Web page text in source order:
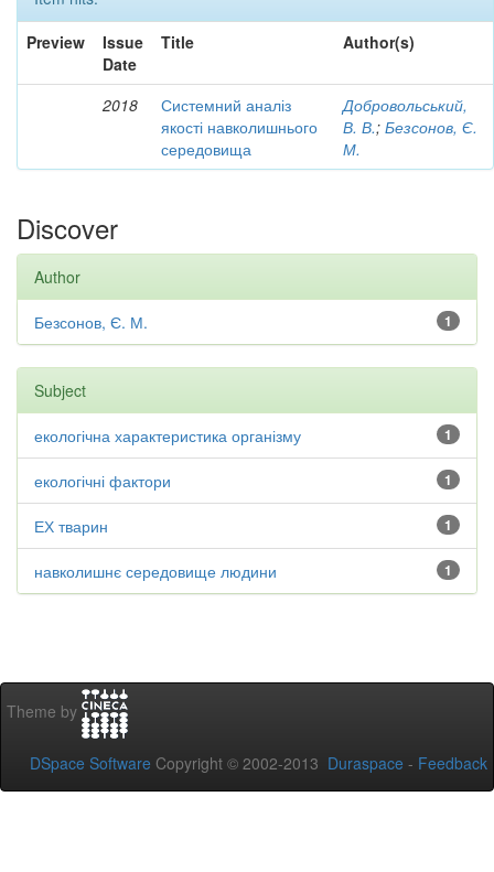
Preview
Issue
Date
Title Author(s)
2018
Системний аналіз
якості навколишнього
середовища
Добровольський,
В. В.; Безсонов, Є.
М.
Discover
Author
1
Безсонов, Є. М.
Subject
1
екологічна характеристика організму
1
екологічні фактори
1
ЕХ тварин
1
навколишнє середовище людини
Theme by
DSpace Software Copyright © 2002-2013 Duraspace - Feedback